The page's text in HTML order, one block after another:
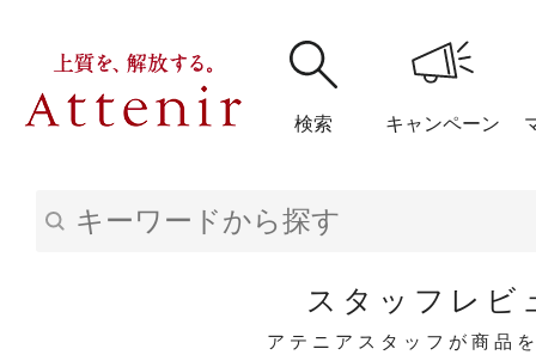
検索 キャンペーン
スタッフレビ
アテニアスタッフが商品